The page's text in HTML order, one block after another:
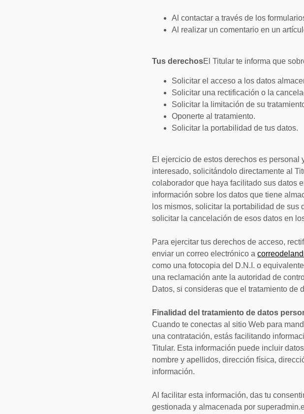
Al contactar a través de los
Al realizar un comentario en un
Tus derechosEl Titular te informa que
Solicitar el acceso a los datos
Solicitar una rectificación o la
Solicitar la limitación de su
Oponerte al tratamiento.
Solicitar la portabilidad de tus datos.
El ejercicio de estos derechos es personal
interesado, solicitándolo directamente al
colaborador que haya facilitado sus datos
información sobre los datos que tiene
los mismos, solicitar la portabilidad de
solicitar la cancelación de esos datos en
Para ejercitar tus derechos de acceso,
enviar un correo electrónico a
como una fotocopia del D.N.I. o
una reclamación ante la autoridad de
Datos, si consideras que el tratamiento de
Finalidad del tratamiento de datos
Cuando te conectas al sitio Web para
una contratación, estás facilitando
Titular. Esta información puede incluir
nombre y apellidos, dirección física,
información.
Al facilitar esta información, das tu
gestionada y almacenada por